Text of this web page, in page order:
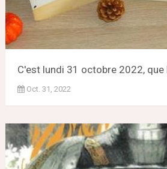
C'est lundi 31 octobre 2022, que
Oct. 31, 2022